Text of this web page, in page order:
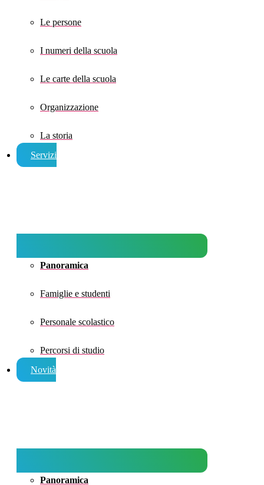
Le persone
I numeri della scuola
Le carte della scuola
Organizzazione
La storia
Servizi
Panoramica
Famiglie e studenti
Personale scolastico
Percorsi di studio
Novità
Panoramica